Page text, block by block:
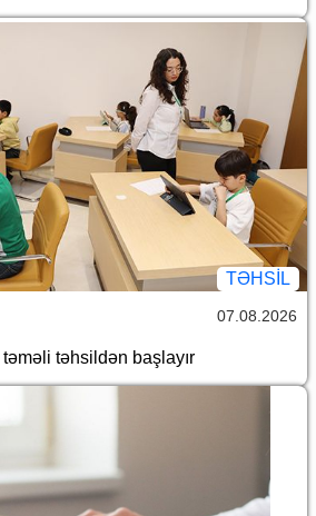
TƏHSIL
07.08.2026
təhsildən başlayır